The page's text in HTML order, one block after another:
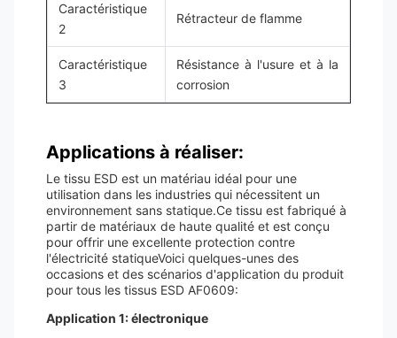
Caractéristique
2
Rétracteur de flamme
Caractéristique
3
Résistance à l'usure et à la
corrosion
Applications à réaliser:
Le tissu ESD est un matériau idéal pour une
utilisation dans les industries qui nécessitent un
environnement sans statique.Ce tissu est fabriqué à
partir de matériaux de haute qualité et est conçu
pour offrir une excellente protection contre
l'électricité statiqueVoici quelques-unes des
occasions et des scénarios d'application du produit
pour tous les tissus ESD AF0609:
Application 1: électronique